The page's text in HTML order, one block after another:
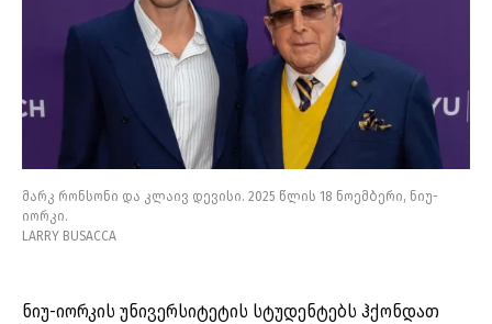
მარკ რონსონი და კლაივ დევისი. 2025 წლის 18 ნოემბერი, ნიუ-
იორკი.
LARRY BUSACCA
ნიუ-იორკის უნივერსიტეტის სტუდენტებს ჰქონდათ